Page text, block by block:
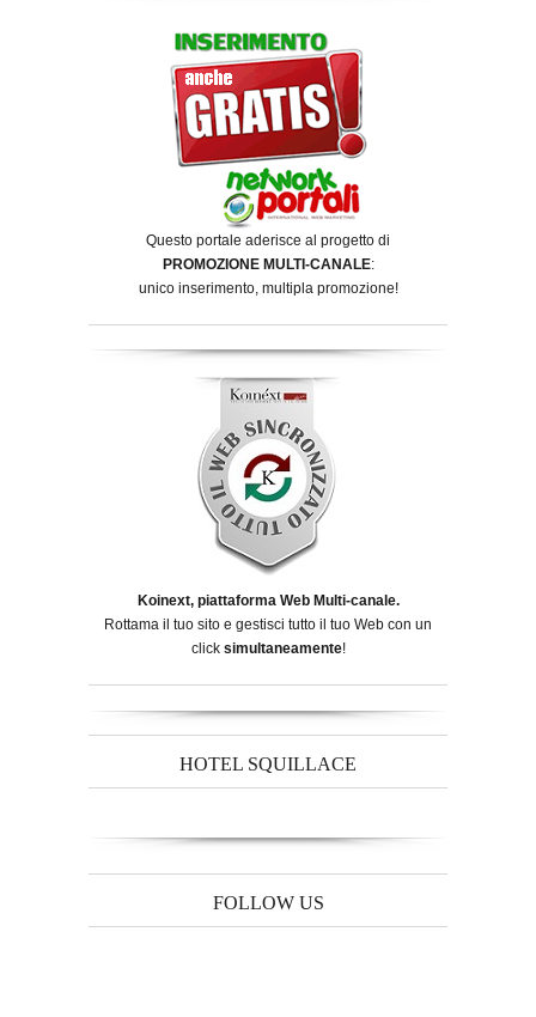
Questo portale aderisce al progetto di
PROMOZIONE MULTI-CANALE:
unico inserimento, multipla promozione!
Koinext, piattaforma Web Multi-canale.
Rottama il tuo sito e gestisci tutto il tuo Web con un
click simultaneamente!
HOTEL SQUILLACE
FOLLOW US